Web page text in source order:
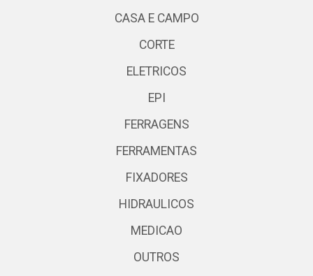
CASA E CAMPO
CORTE
ELETRICOS
EPI
FERRAGENS
FERRAMENTAS
FIXADORES
HIDRAULICOS
MEDICAO
OUTROS